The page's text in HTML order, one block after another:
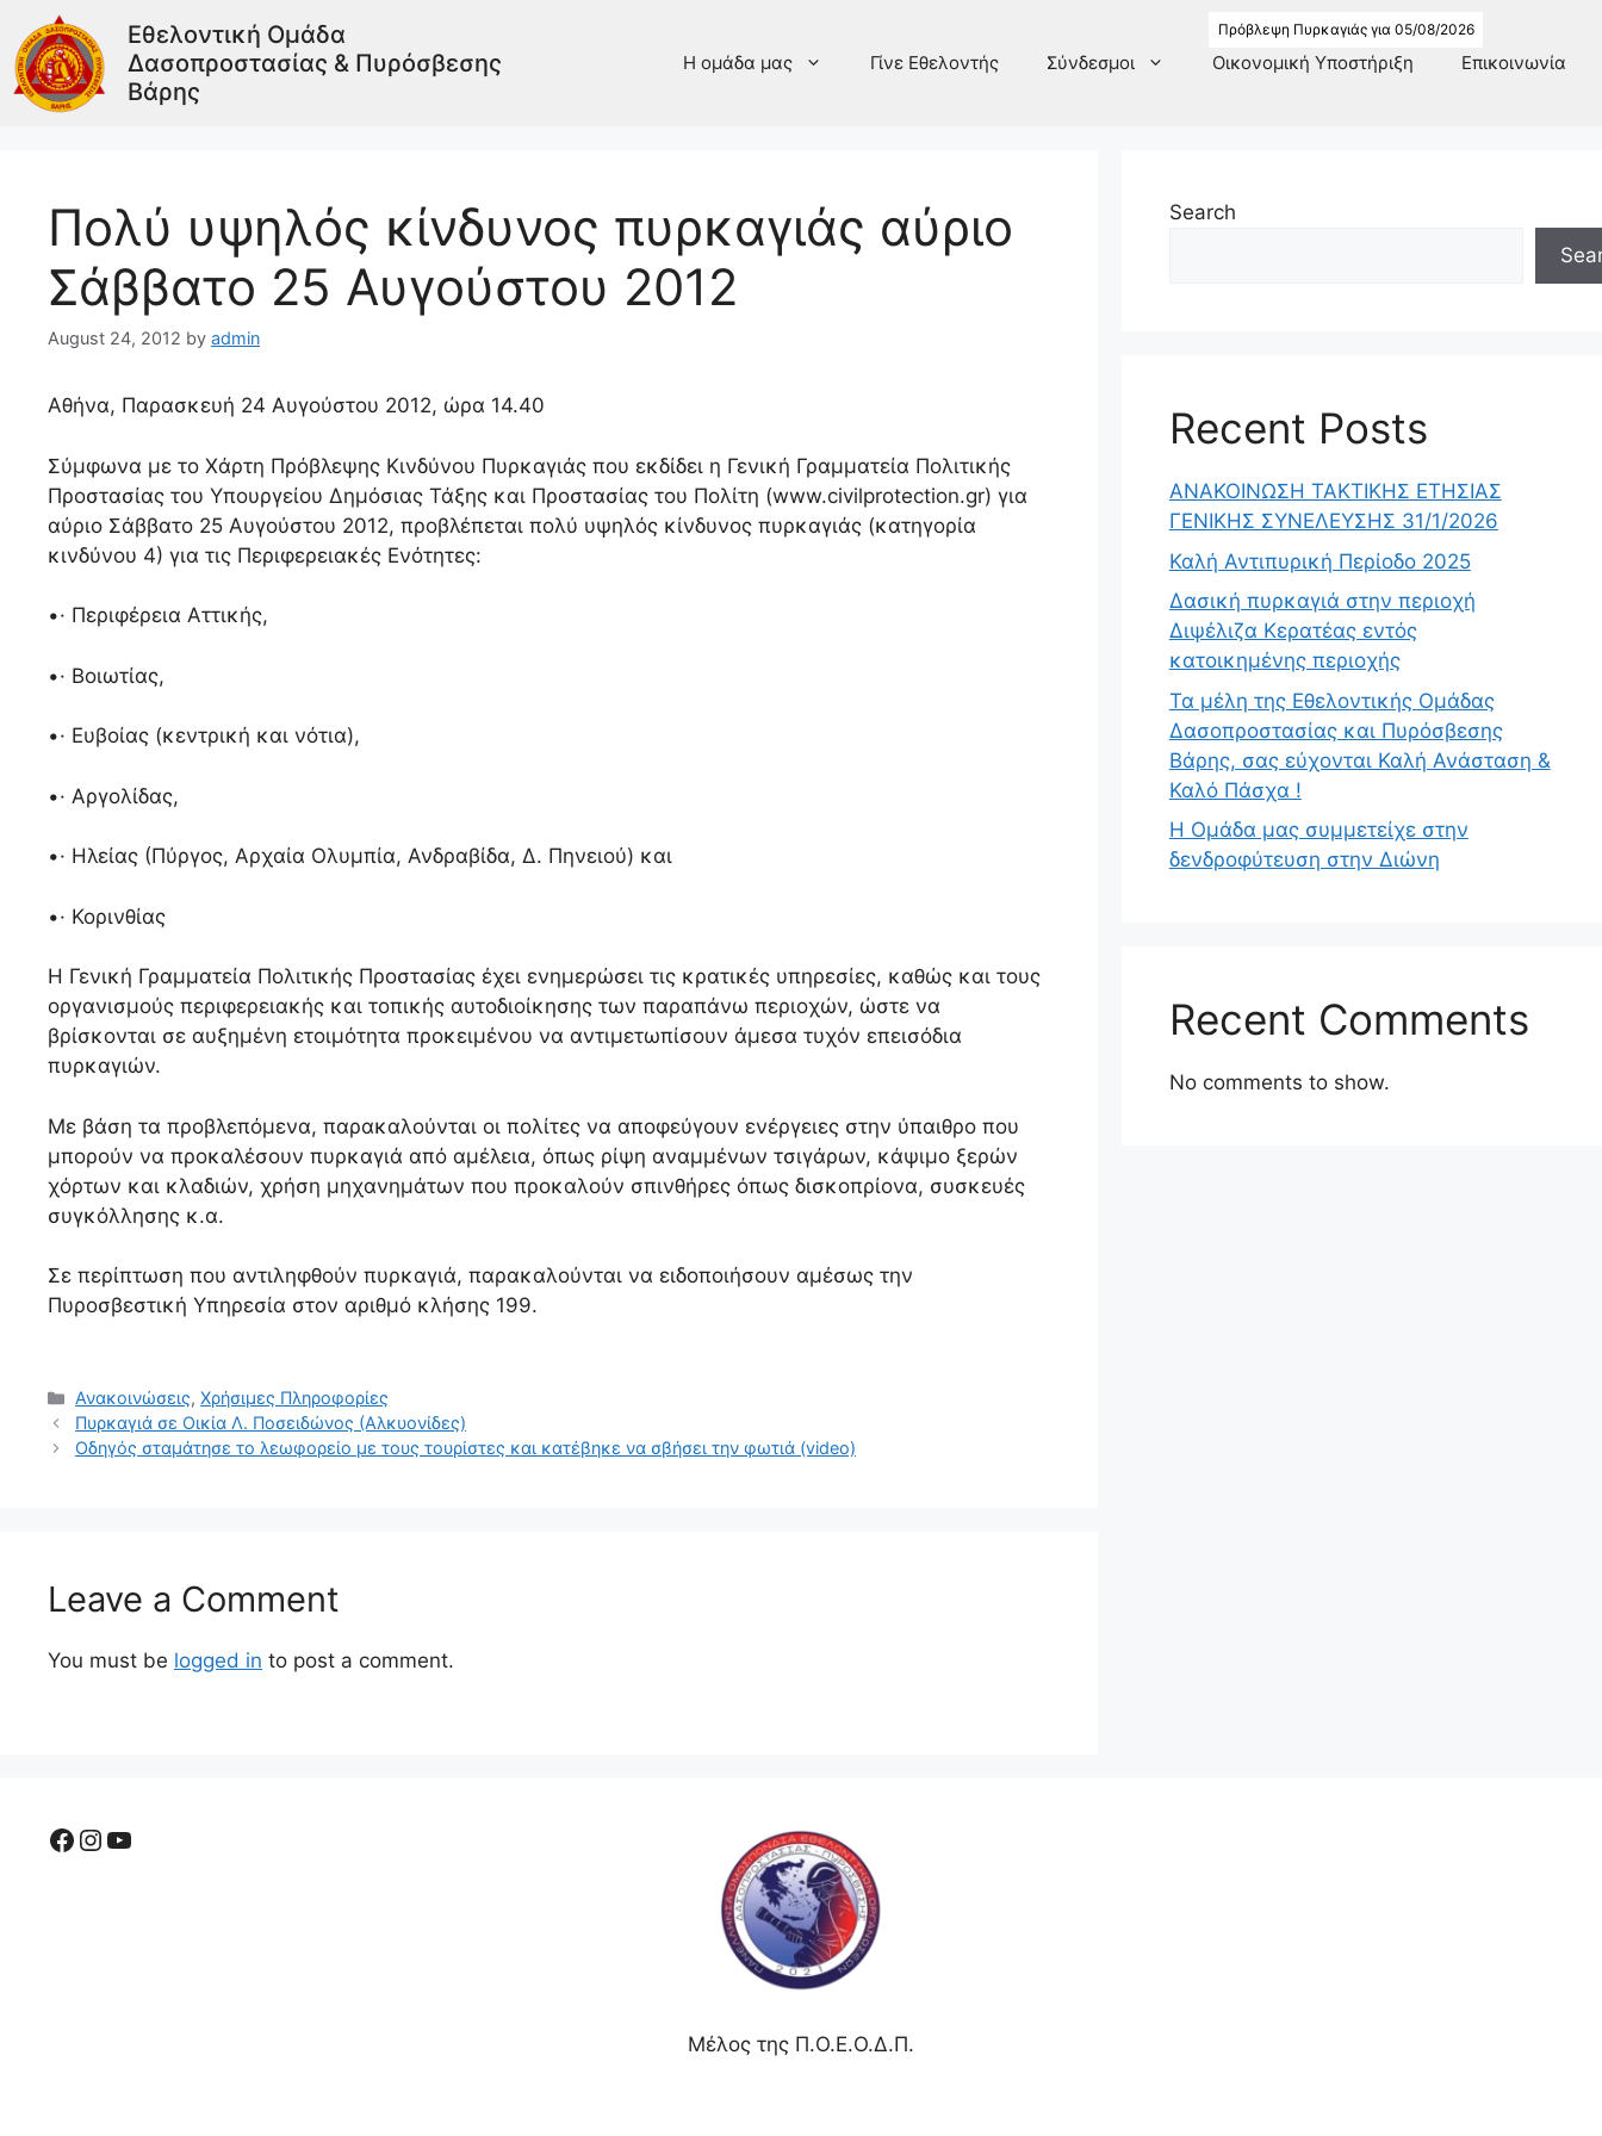
Εθελοντική Ομάδα
Δασοπροστασίας & Πυρόσβεσης
Βάρης
Πρόβλεψη Πυρκαγιάς για 05/08/2026
Η ομάδα μας Γίνε Εθελοντής Σύνδεσμοι Οικονομική Υποστήριξη Επικοινωνία
Πολύ υψηλός κίνδυνος πυρκαγιάς αύριο
Σάββατο 25 Αυγούστου 2012
August 24, 2012 by admin
Αθήνα, Παρασκευή 24 Αυγούστου 2012, ώρα 14.40
Σύμφωνα με το Χάρτη Πρόβλεψης Κινδύνου Πυρκαγιάς που εκδίδει η Γενική Γραμματεία Πολιτικής
Προστασίας του Υπουργείου Δημόσιας Τάξης και Προστασίας του Πολίτη (www.civilprotection.gr) για
αύριο Σάββατο 25 Αυγούστου 2012, προβλέπεται πολύ υψηλός κίνδυνος πυρκαγιάς (κατηγορία
κινδύνου 4) για τις Περιφερειακές Ενότητες:
•· Περιφέρεια Αττικής,
•· Βοιωτίας,
•· Ευβοίας (κεντρική και νότια),
•· Αργολίδας,
•· Ηλείας (Πύργος, Αρχαία Ολυμπία, Ανδραβίδα, Δ. Πηνειού) και
•· Κορινθίας
Η Γενική Γραμματεία Πολιτικής Προστασίας έχει ενημερώσει τις κρατικές υπηρεσίες, καθώς και τους
οργανισμούς περιφερειακής και τοπικής αυτοδιοίκησης των παραπάνω περιοχών, ώστε να
βρίσκονται σε αυξημένη ετοιμότητα προκειμένου να αντιμετωπίσουν άμεσα τυχόν επεισόδια
πυρκαγιών.
Με βάση τα προβλεπόμενα, παρακαλούνται οι πολίτες να αποφεύγουν ενέργειες στην ύπαιθρο που
μπορούν να προκαλέσουν πυρκαγιά από αμέλεια, όπως ρίψη αναμμένων τσιγάρων, κάψιμο ξερών
χόρτων και κλαδιών, χρήση μηχανημάτων που προκαλούν σπινθήρες όπως δισκοπρίονα, συσκευές
συγκόλλησης κ.α.
Σε περίπτωση που αντιληφθούν πυρκαγιά, παρακαλούνται να ειδοποιήσουν αμέσως την
Πυροσβεστική Υπηρεσία στον αριθμό κλήσης 199.
Ανακοινώσεις,Χρήσιμες Πληροφορίες
Πυρκαγιά σε Οικία Λ. Ποσειδώνος (Αλκυονίδες)
Οδηγός σταμάτησε το λεωφορείο με τους τουρίστες και κατέβηκε να σβήσει την φωτιά (video)
Leave a Comment
You must be logged in to post a comment.
Search
Recent Posts
ΑΝΑΚΟΙΝΩΣΗ ΤΑΚΤΙΚΗΣ ΕΤΗΣΙΑΣ
ΓΕΝΙΚΗΣ ΣΥΝΕΛΕΥΣΗΣ 31/1/2026
Καλή Αντιπυρική Περίοδο 2025
Δασική πυρκαγιά στην περιοχή
Διψέλιζα Κερατέας εντός
κατοικημένης περιοχής
Τα μέλη της Εθελοντικής Ομάδας
Δασοπροστασίας και Πυρόσβεσης
Βάρης, σας εύχονται Καλή Ανάσταση &
Καλό Πάσχα !
Η Ομάδα μας συμμετείχε στην
δενδροφύτευση στην Διώνη
Recent Comments
No comments to show.
Μέλος της Π.Ο.Ε.Ο.Δ.Π.